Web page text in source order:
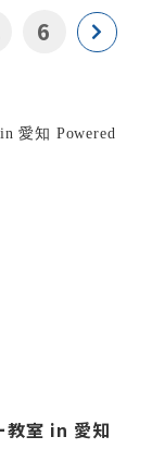
6
室 in 愛知